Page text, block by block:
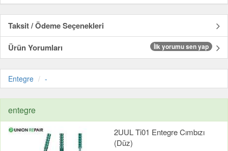
Taksit / Ödeme Seçenekleri
Ürün Yorumları
İlk yorumu sen yap
Entegre -
entegre
2UUL Ti01 Entegre Cımbızı
(Düz)